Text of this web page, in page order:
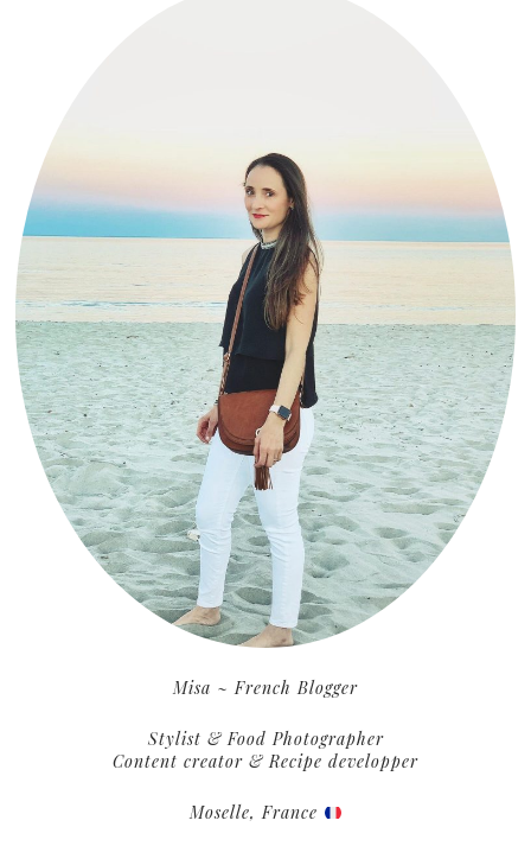
Misa ~ French Blogger
Stylist & Food Photographer
Content creator & Recipe developper
Moselle, France